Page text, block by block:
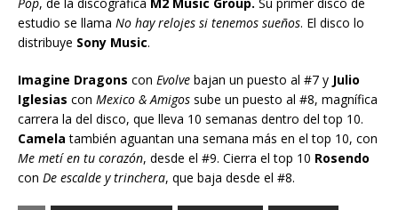
estudio se llama No hay relojes si tenemos sueños. El disco lo
distribuye Sony Music.
Imagine Dragons con Evolve bajan un puesto al #7 y Julio
Iglesias con Mexico & Amigos sube un puesto al #8, magnífica
carrera la del disco, que lleva 10 semanas dentro del top 10.
Camela también aguantan una semana más en el top 10, con
Me metí en tu corazón, desde el #9. Cierra el top 10 Rosendo
con De escalde y trinchera, que baja desde el #8.